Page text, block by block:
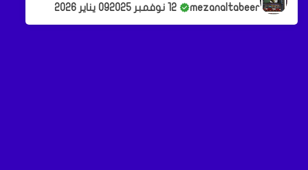
mezanaltabeer 12 نوفمبر 2025 09 يناير 2026